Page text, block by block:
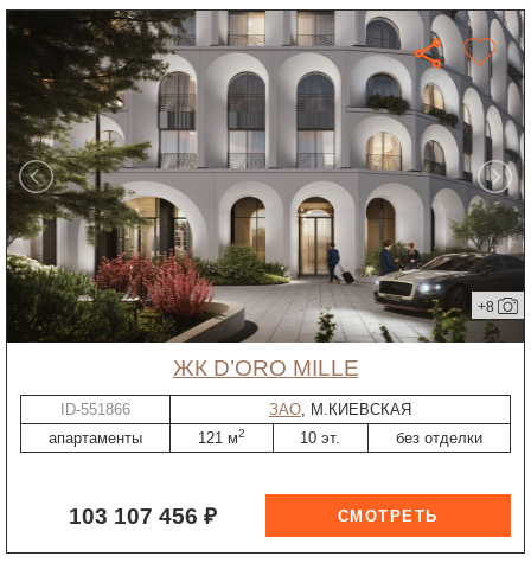
+8
ЖК D’ORO MILLE
ID-551866 ЗАО, М.КИЕВСКАЯ
апартаменты
121 м2 10 эт. без отделки
103 107 456 ₽